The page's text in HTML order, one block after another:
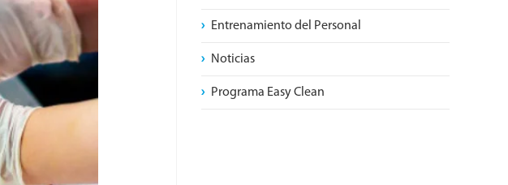
Entrenamiento del Personal
Noticias
Programa Easy Clean